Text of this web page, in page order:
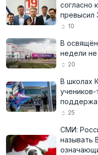
согласно
превысил
10
В
недели
20
В школах
25
СМИ:
называть